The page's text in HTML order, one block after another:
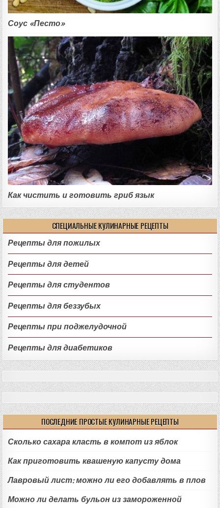
Соус «Песто»
Как чистить и готовить гриб язык
СПЕЦИАЛЬНЫЕ КУЛИНАРНЫЕ РЕЦЕПТЫ
Рецепты для пожилых
Рецепты для детей
Рецепты для студентов
Рецепты для беззубых
Рецепты при поджелудочной
Рецепты для диабетиков
ПОСЛЕДНИЕ ПРОСТЫЕ КУЛИНАРНЫЕ РЕЦЕПТЫ
Сколько сахара класть в компот из яблок
Как приготовить квашеную капусту дома
Лавровый лист: можно ли его добавлять в плов
Можно ли делать бульон из замороженной